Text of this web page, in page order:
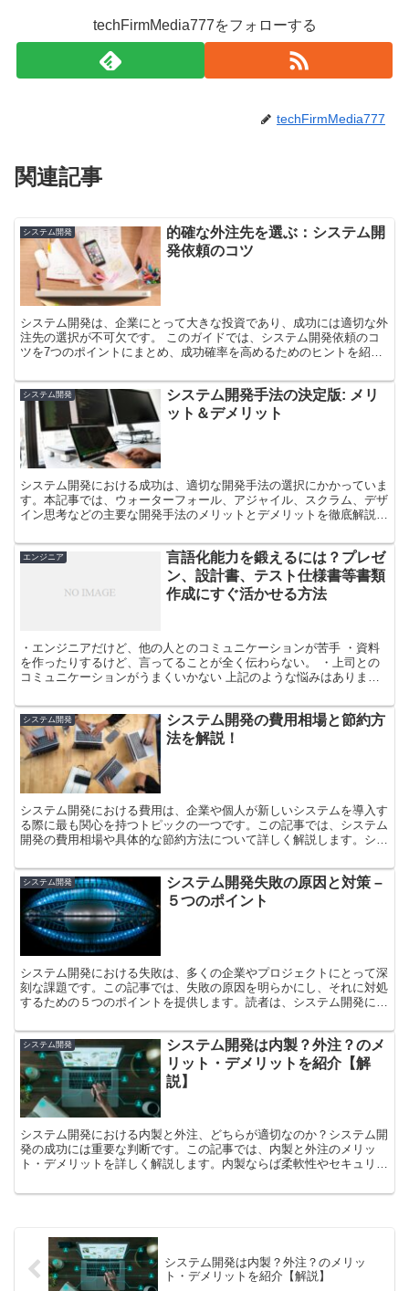
techFirmMedia777をフォローする
techFirmMedia777
関連記事
システム開発
的確な外注先を選ぶ：システム開
発依頼のコツ
システム開発は、企業にとって大きな投資であり、成功には適切な外
注先の選択が不可欠です。 このガイドでは、システム開発依頼のコ
ツを7つのポイントにまとめ、成功確率を高めるためのヒントを紹介
システム開発
システム開発手法の決定版: メリ
ット＆デメリット
システム開発における成功は、適切な開発手法の選択にかかっていま
す。本記事では、ウォーターフォール、アジャイル、スクラム、デザ
イン思考などの主要な開発手法のメリットとデメリットを徹底解説し
エンジニア
言語化能力を鍛えるには？プレゼ
ン、設計書、テスト仕様書等書類
作成にすぐ活かせる方法
・エンジニアだけど、他の人とのコミュニケーションが苦手 ・資料
を作ったりするけど、言ってることが全く伝わらない。 ・上司との
コミュニケーションがうまくいかない 上記のような悩みはありませ
システム開発
システム開発の費用相場と節約方
法を解説！
システム開発における費用は、企業や個人が新しいシステムを導入す
る際に最も関心を持つトピックの一つです。この記事では、システム
開発の費用相場や具体的な節約方法について詳しく解説します。シス
システム開発
システム開発失敗の原因と対策 –
５つのポイント
システム開発における失敗は、多くの企業やプロジェクトにとって深
刻な課題です。この記事では、失敗の原因を明らかにし、それに対処
するための５つのポイントを提供します。読者は、システム開発にお
システム開発
システム開発は内製？外注？のメ
リット・デメリットを紹介【解
説】
システム開発における内製と外注、どちらが適切なのか？システム開
発の成功には重要な判断です。この記事では、内製と外注のメリッ
ト・デメリットを詳しく解説します。内製ならば柔軟性やセキュリテ
システム開発は内製？外注？のメリッ
ト・デメリットを紹介【解説】